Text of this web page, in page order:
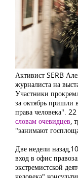
Активист SERB
журналиста на
Участники
за октябрь пришли
права человека".
словам очевидцев,
"занимают
Две недели
вход в офис
экстремистской